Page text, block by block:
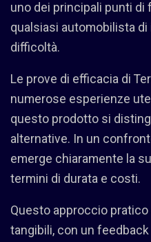
uno dei principali punti di
qualsiasi automobilista
difficoltà.
Le prove di efficacia di
numerose esperienze
questo prodotto si
alternative. In un
emerge chiaramente la
termini di durata e costi.
Questo approccio
tangibili, con un